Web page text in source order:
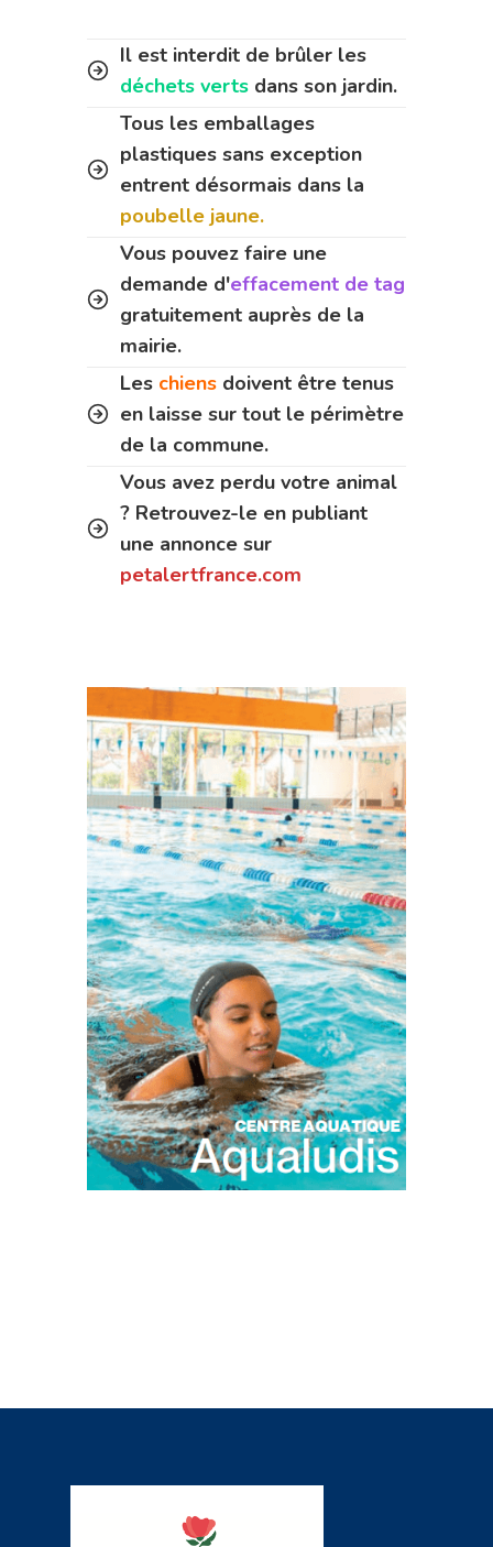
Il est interdit de brûler les
déchets verts dans son jardin.
Tous les emballages
plastiques sans exception
entrent désormais dans la
poubelle jaune.
Vous pouvez faire une
demande d'effacement de tag
gratuitement auprès de la
mairie.
Les chiens doivent être tenus
en laisse sur tout le périmètre
de la commune.
Vous avez perdu votre animal
? Retrouvez-le en publiant
une annonce sur
petalertfrance.com